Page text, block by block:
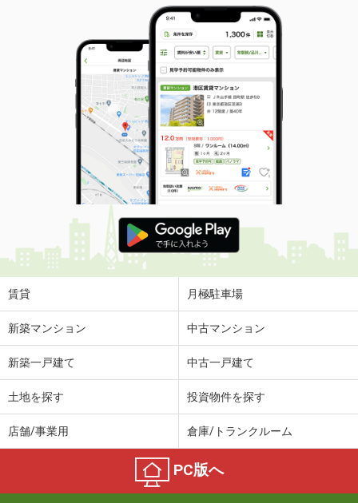
賃貸 月極駐車場
新築マンション 中古マンション
新築一戸建て 中古一戸建て
土地を探す 投資物件を探す
店舗/事業用 倉庫/トランクルーム
PC版へ